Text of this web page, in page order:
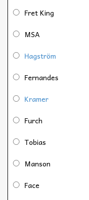
Fret King
MSA
Hagström
Fernandes
Kramer
Furch
Tobias
Manson
Face